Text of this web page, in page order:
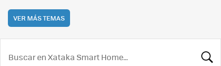
VER MÁS TEMAS